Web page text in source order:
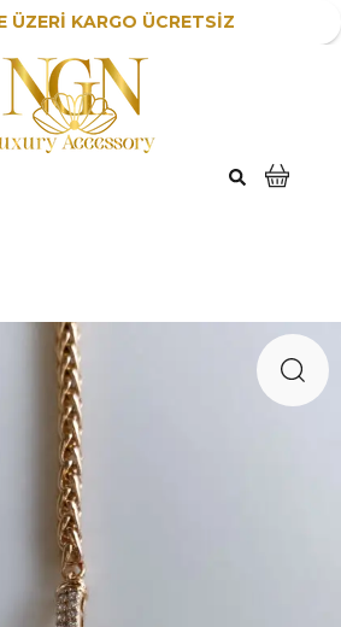
ÜZERİ KARGO ÜCRETSİZ